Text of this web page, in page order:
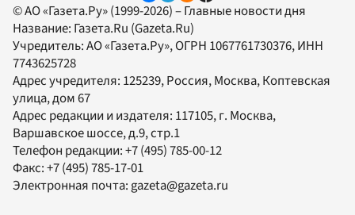
© АО «Газета.Ру» (1999-2026) – Главные новости дня
Название: Газета.Ru (Gazeta.Ru)
Учредитель:АО «Газета.Ру», ОГРН 1067761730376, ИНН
7743625728
Адрес учредителя: 125239, Россия, Москва, Коптевская
улица, дом 67
Адрес редакции и издателя: 117105, г. Москва,
Варшавское шоссе, д.9, стр.1
Телефон редакции:+7 (495) 785-00-12
Факс:+7 (495) 785-17-01
Электронная почта: gazeta@gazeta.ru